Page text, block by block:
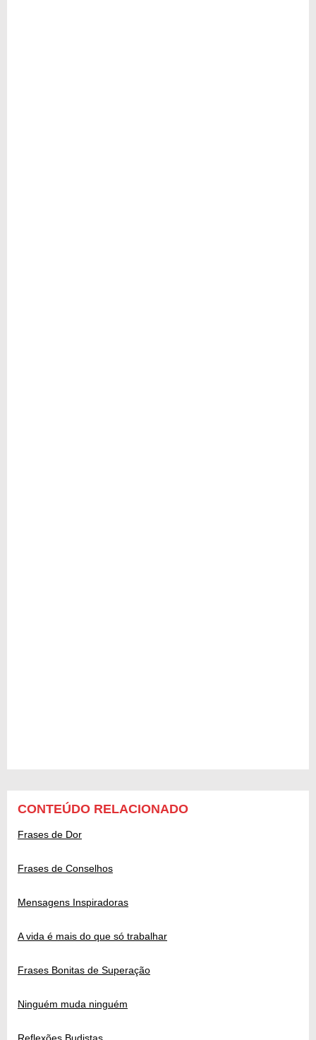
CONTEÚDO RELACIONADO
Frases de Dor
Frases de Conselhos
Mensagens Inspiradoras
A vida é mais do que só trabalhar
Frases Bonitas de Superação
Ninguém muda ninguém
Reflexões Budistas